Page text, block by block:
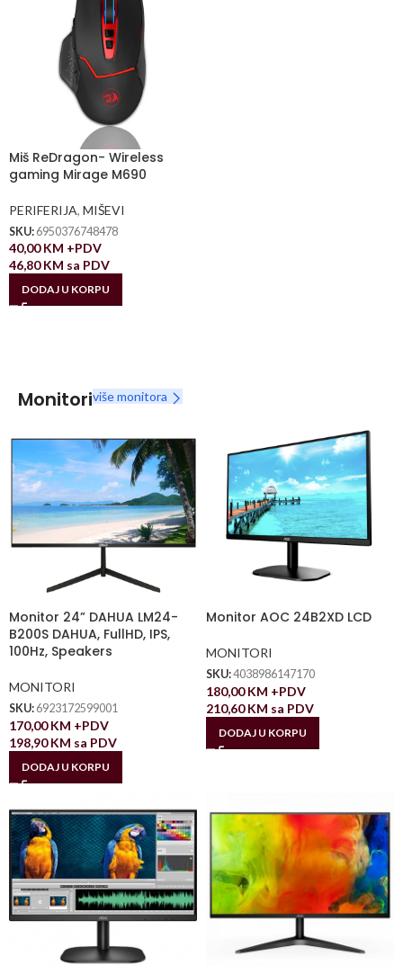
Miš ReDragon- Wireless
gaming Mirage M690
PERIFERIJA, MIŠEVI
SKU: 6950376748478
40,00KM +PDV
46,80KM sa PDV
DODAJ U KORPU
Monitoriviše monitora
Monitor 24” DAHUA LM24-
B200S DAHUA, FullHD, IPS,
100Hz, Speakers
MONITORI
SKU: 6923172599001
170,00KM +PDV
198,90KM sa PDV
DODAJ U KORPU
Monitor AOC 24B2XD LCD
MONITORI
SKU:4038986147170
180,00KM +PDV
210,60KM sa PDV
DODAJ U KORPU